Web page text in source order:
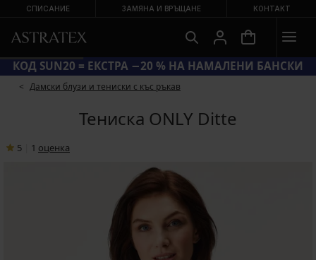
СПИСАНИЕ ЗАМЯНА И ВРЪЩАНЕ КОНТАКТ
КОД SUN20 = ЕКСТРА −20 % НА НАМАЛЕНИ БАНСКИ
Дамски блузи и тениски с къс ръкав
Тениска ONLY Ditte
5 1 oценка